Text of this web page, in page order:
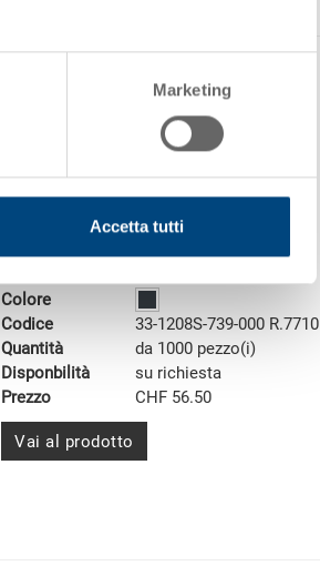
Marketing
Accetta tutti
Pallet smart UPAL-S 1200x800x160 mm
Colore
Codice
33-1208S-739-000 R.7710
Quantità
da 1000 pezzo(i)
Disponbilità
su richiesta
Prezzo
CHF 56.50
Vai al prodotto